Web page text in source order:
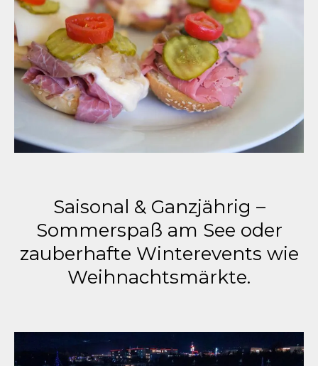
Saisonal & Ganzjährig –
Sommerspaß am See oder
zauberhafte Winterevents wie
Weihnachtsmärkte.